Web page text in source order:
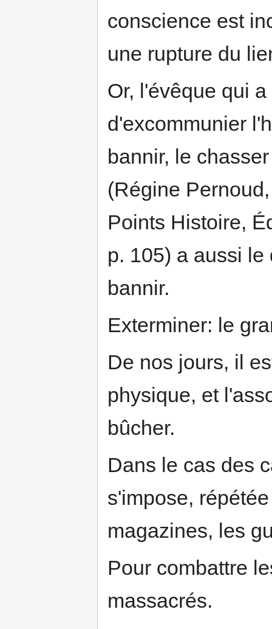
conscience est
une rupture du
Or, l'évêque qui
d'excommunier
bannir, le
(Régine
Points Histoire,
p. 105) a aussi
bannir.
Exterminer: le
De nos jours, il
physique, et
bûcher.
Dans le cas des
s'impose,
magazines, les
Pour combattre
massacrés.